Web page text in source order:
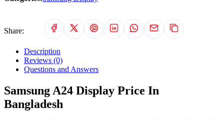
Share:
Description
Reviews (0)
Questions and Answers
Samsung A24 Display Price In
Bangladesh